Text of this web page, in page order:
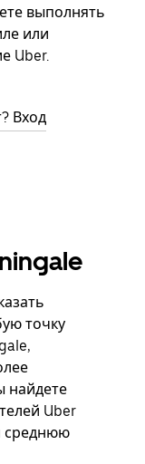
выполнять
или
Uber.
Вход
точку
найдете
Uber
среднюю